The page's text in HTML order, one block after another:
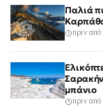
Παλιά
πριν
μπάνιο
πριν